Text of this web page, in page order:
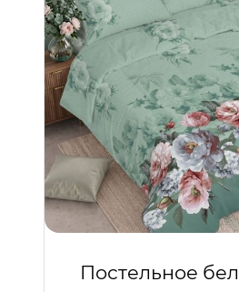
Постельное